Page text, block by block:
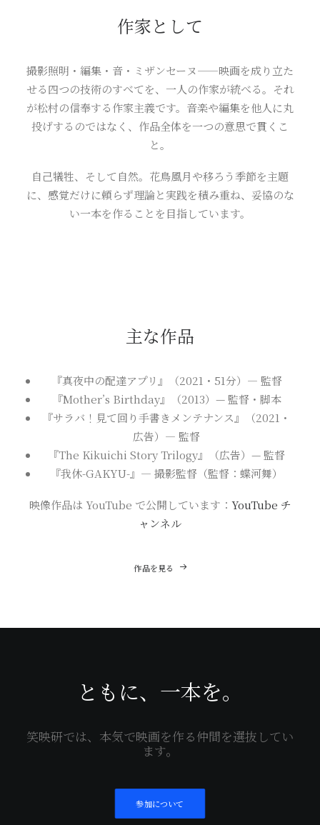
作家として
撮影照明・編集・音・ミザンセーヌ——映画を成り立た
せる四つの技術のすべてを、一人の作家が統べる。それ
が松村の信奉する作家主義です。音楽や編集を他人に丸
投げするのではなく、作品全体を一つの意思で貫くこ
と。
自己犠牲、そして自然。花鳥風月や移ろう季節を主題
に、感覚だけに頼らず理論と実践を積み重ね、妥協のな
い一本を作ることを目指しています。
主な作品
『真夜中の配達アプリ』（2021・51分）— 監督
『Mother’s Birthday』（2013）— 監督・脚本
『サラバ！見て回り手書きメンテナンス』（2021・
広告）— 監督
『The Kikuichi Story Trilogy』（広告）— 監督
『我休-GAKYU-』— 撮影監督（監督：蝶河舞）
映像作品は YouTube で公開しています： YouTube チ
ャンネル
作品を見る
ともに、一本を。
笑映研では、本気で映画を作る仲間を選抜してい
ます。
参加について